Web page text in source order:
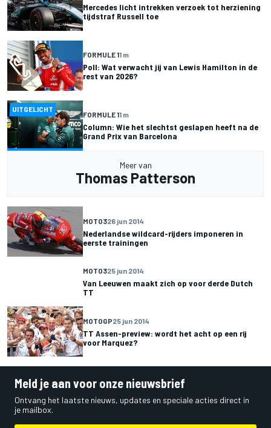
Mercedes licht intrekken verzoek tot herziening
tijdstraf Russell toe
FORMULE 11 m
Poll: Wat verwacht jij van Lewis Hamilton in de
rest van 2026?
UITGELICHT
FORMULE 11 m
Column: Wie het slechtst geslapen heeft na de
Grand Prix van Barcelona
Meer van
Thomas Patterson
MOTO326 jun 2014
Nederlandse wildcard-rijders imponeren in
eerste trainingen
MOTO325 jun 2014
Van Leeuwen maakt zich op voor derde Dutch
TT
MOTOGP25 jun 2014
TT Assen-preview: wordt het acht op een rij
voor Marquez?
Meld je aan voor onze nieuwsbrief
Ontvang het laatste nieuws, updates en speciale acties direct in
je mailbox.